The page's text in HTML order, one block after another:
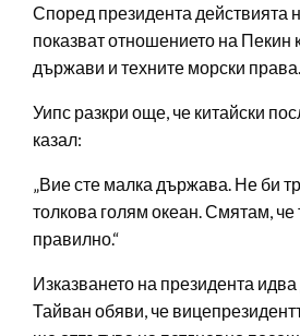
Според президента действията
показват отношението на Пекин
държави и техните морски права.
Уипс разкри още, че китайски
казал:
„Вие сте малка държава. Не би
толкова голям океан. Смятам, че
правилно.“
Изказването на президента
Тайван обяви, че